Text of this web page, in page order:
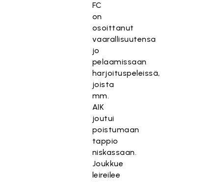
FC
on
osoittanut
vaarallisuutensa
jo
pelaamissaan
harjoituspeleissä,
joista
mm.
AIK
joutui
poistumaan
tappio
niskassaan.
Joukkue
leireilee